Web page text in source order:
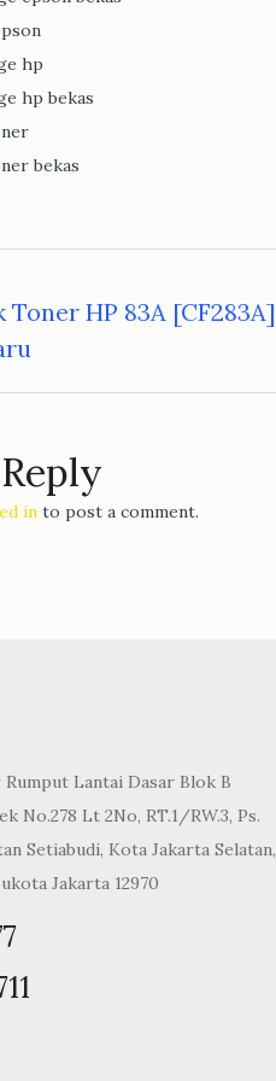
hp
hp bekas
bekas
HP 83A [CF283A]
in to post a comment.
Rumput Lantai Dasar Blok B
No.278 Lt 2No, RT.1/RW.3, Ps.
Setiabudi, Kota Jakarta Selatan,
Jakarta 12970